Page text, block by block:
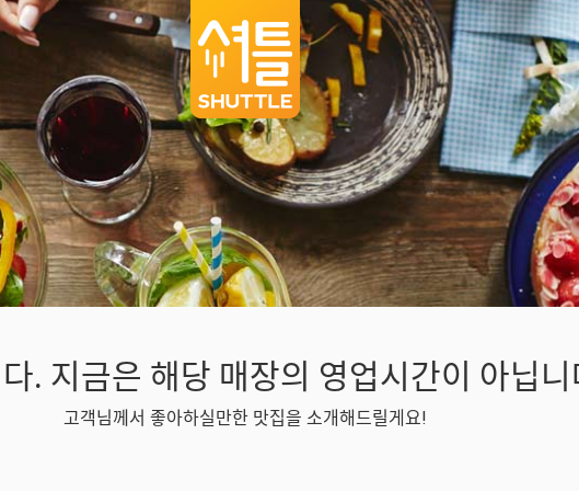
. 지금은 해당 매장의 영업시간이 아닙니
고객님께서 좋아하실만한 맛집을 소개해드릴게요!